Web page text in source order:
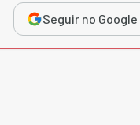
Seguir no Google